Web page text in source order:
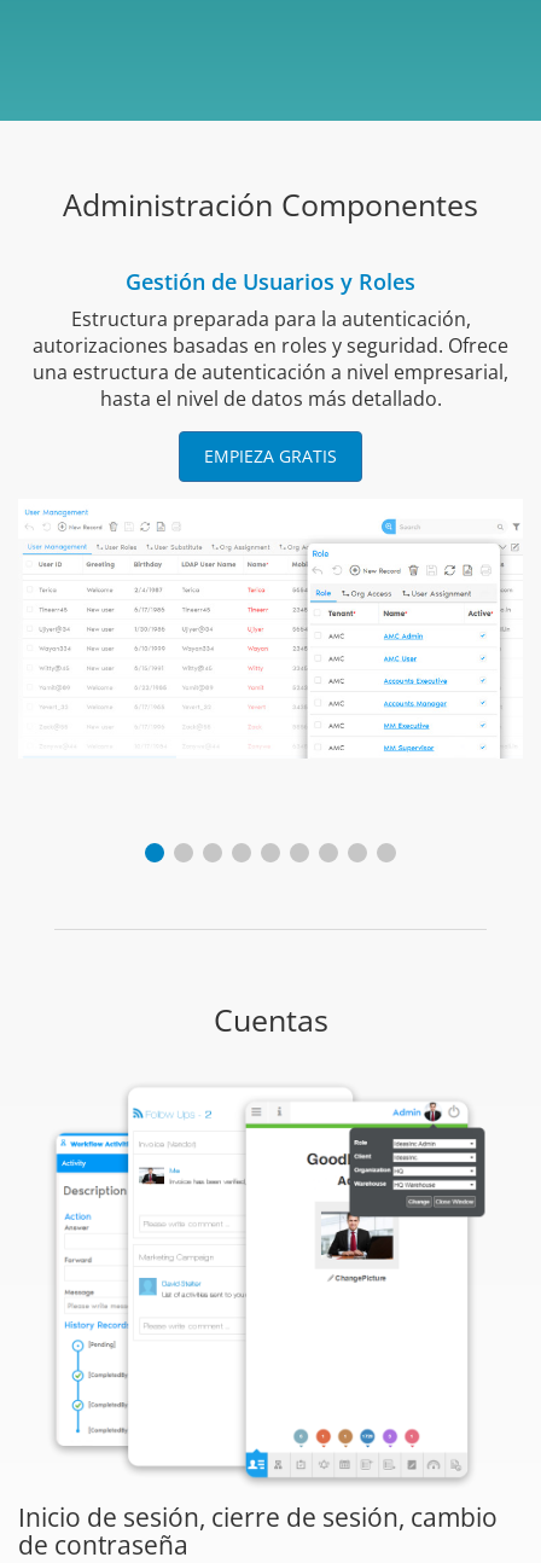
Administración Componentes
Gestión de Usuarios y Roles
Estructura preparada para la autenticación,
autorizaciones basadas en roles y seguridad. Ofrece
una estructura de autenticación a nivel empresarial,
hasta el nivel de datos más detallado.
EMPIEZA GRATIS
Cuentas
Inicio de sesión, cierre de sesión, cambio
de contraseña